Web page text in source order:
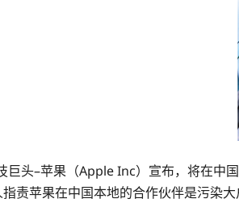
头–苹果（Apple Inc）宣布，将在中
责苹果在中国本地的合作伙伴是污染大